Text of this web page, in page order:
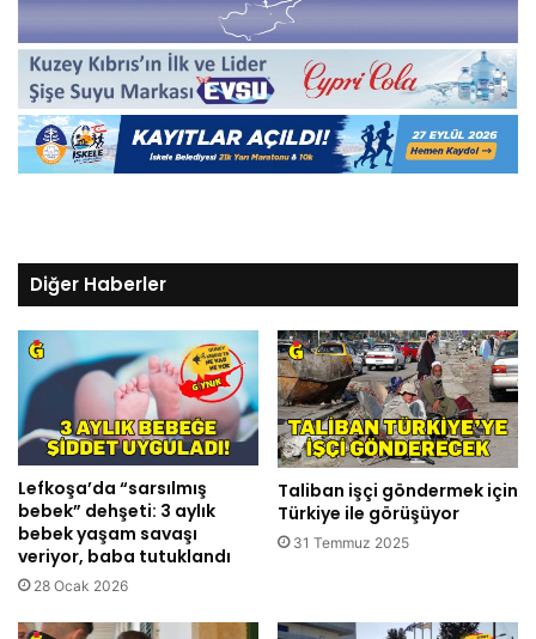
Diğer Haberler
Lefkoşa’da “sarsılmış
bebek” dehşeti: 3 aylık
bebek yaşam savaşı
veriyor, baba tutuklandı
28 Ocak 2026
Taliban işçi göndermek için
Türkiye ile görüşüyor
31 Temmuz 2025